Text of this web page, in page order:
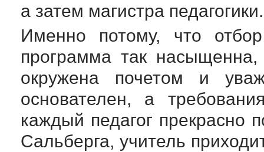
а затем магистра педагогики.
Именно потому, что
программа так
окружена почетом и
основателен, а
каждый педагог прекрасно
Сальберга, учитель